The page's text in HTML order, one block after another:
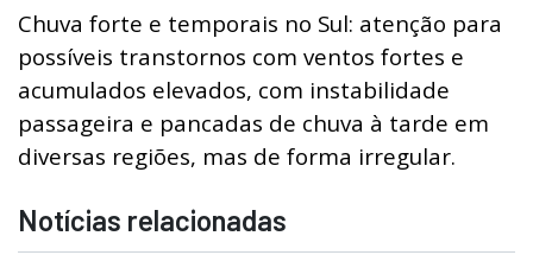
Chuva forte e temporais no Sul: atenção para
possíveis transtornos com ventos fortes e
acumulados elevados, com instabilidade
passageira e pancadas de chuva à tarde em
diversas regiões, mas de forma irregular.
Notícias relacionadas